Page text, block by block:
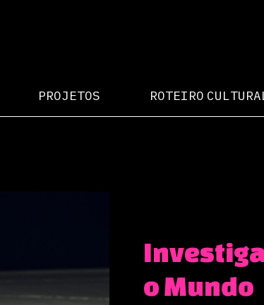
PROJETOS ROTEIRO
o Mundo